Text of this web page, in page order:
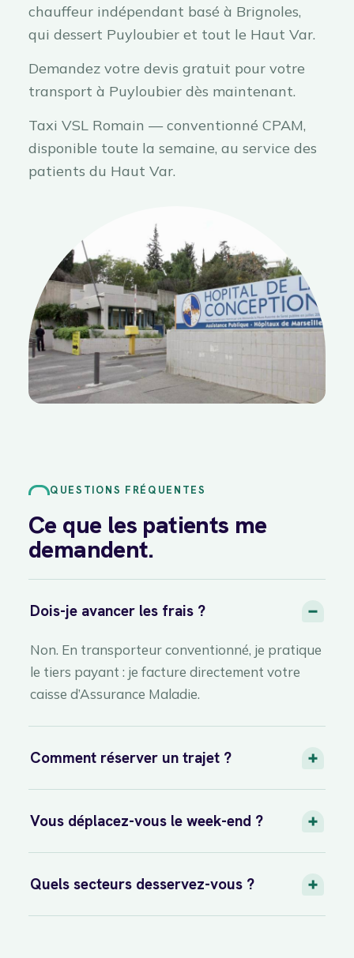
chauffeur indépendant basé à Brignoles,
qui dessert Puyloubier et tout le Haut Var.
Demandez votre devis gratuit pour votre
transport à Puyloubier dès maintenant.
Taxi VSL Romain — conventionné CPAM,
disponible toute la semaine, au service des
patients du Haut Var.
QUESTIONS FRÉQUENTES
Ce que les patients me
demandent.
Dois-je avancer les frais ?
Non. En transporteur conventionné, je pratique
le tiers payant : je facture directement votre
caisse d’Assurance Maladie.
Comment réserver un trajet ?
Vous déplacez-vous le week-end ?
Quels secteurs desservez-vous ?